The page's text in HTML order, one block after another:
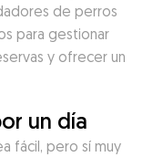
de perros
para gestionar
y ofrecer un
un día
fácil, pero sí muy